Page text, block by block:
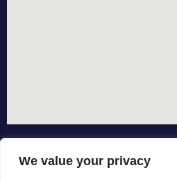
We value your privacy